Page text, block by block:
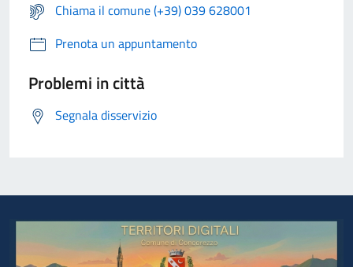
Chiama il comune (+39) 039 628001
Prenota un appuntamento
Problemi in città
Segnala disservizio